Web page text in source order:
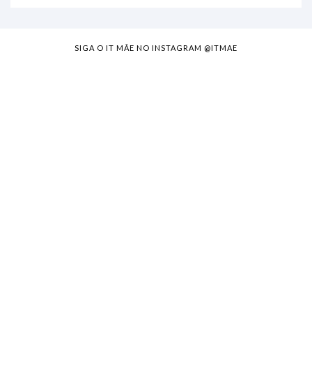
SIGA O IT MÃE NO INSTAGRAM @ITMAE